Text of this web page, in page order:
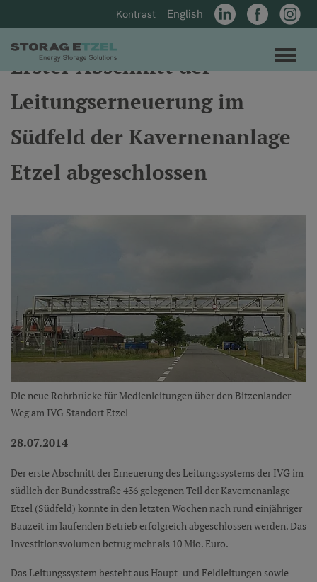
zum Inhalt der Seite springen
zur Hauptnavigation springen
Kontrast English
LinkedInFacebook
Erster Abschnitt der
Leitungserneuerung im
Südfeld der Kavernenanlage
Etzel abgeschlossen
Die neue Rohrbrücke für Medienleitungen über den Bitzenlander
Weg am IVG Standort Etzel
28.07.2014
Der erste Abschnitt der Erneuerung des Leitungssystems der IVG im
südlich der Bundesstraße 436 gelegenen Teil der Kavernenanlage
Etzel (Südfeld) konnte in den letzten Wochen nach rund einjähriger
Bauzeit im laufenden Betrieb erfolgreich abgeschlossen werden. Das
Investitionsvolumen betrug mehr als 10 Mio. Euro.
Das Leitungssystem besteht aus Haupt- und Feldleitungen sowie